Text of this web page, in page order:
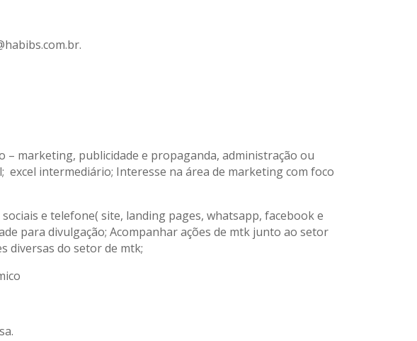
marketing, publicidade e propaganda, administração ou
intermediário; Interesse na área de marketing com foco
e telefone( site, landing pages, whatsapp, facebook e
para divulgação; Acompanhar ações de mtk junto ao setor
diversas do setor de mtk;